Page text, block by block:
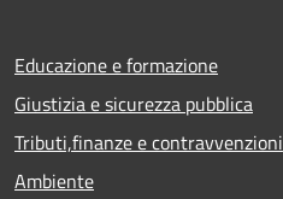
Educazione e formazione
Giustizia e sicurezza pubblica
Tributi,finanze e contravvenzioni
Ambiente